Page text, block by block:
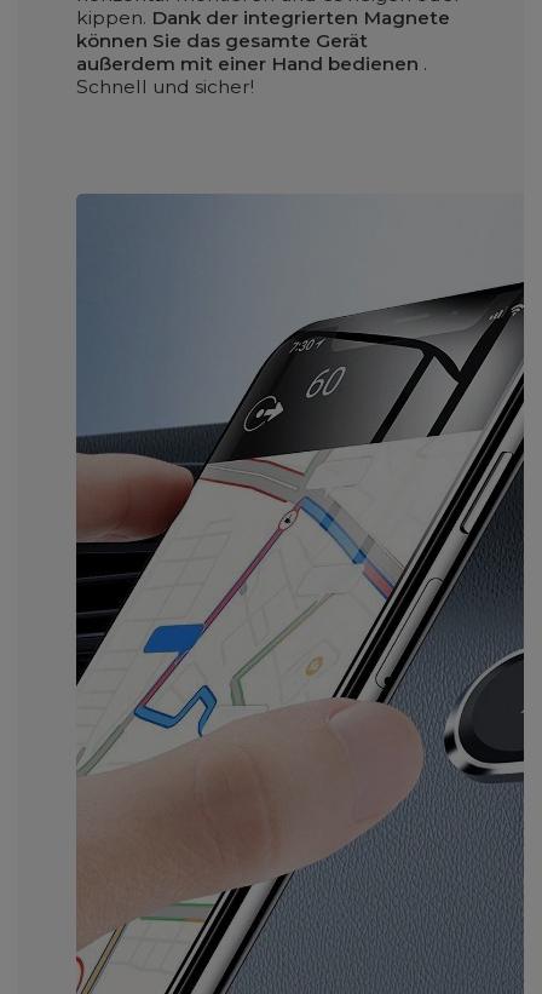
kippen. Dank der integrierten Magnete
können Sie das gesamte Gerät
außerdem mit einer Hand bedienen .
Schnell und sicher!